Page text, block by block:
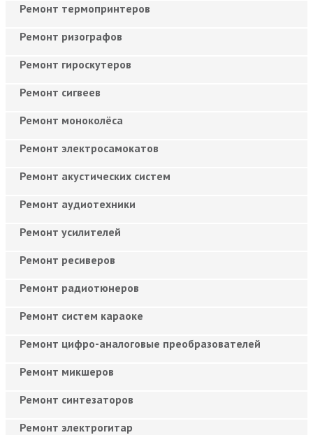
Ремонт термопринтеров
Ремонт ризографов
Ремонт гироскутеров
Ремонт сигвеев
Ремонт моноколёса
Ремонт электросамокатов
Ремонт акустических систем
Ремонт аудиотехники
Ремонт усилителей
Ремонт ресиверов
Ремонт радиотюнеров
Ремонт систем караоке
Ремонт цифро-аналоговые преобразователей
Ремонт микшеров
Ремонт синтезаторов
Ремонт электрогитар